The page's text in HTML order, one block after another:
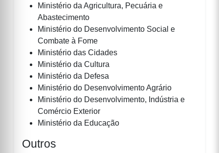
Ministério da Agricultura, Pecuária e
Abastecimento
Ministério do Desenvolvimento Social e
Combate à Fome
Ministério das Cidades
Ministério da Cultura
Ministério da Defesa
Ministério do Desenvolvimento Agrário
Ministério do Desenvolvimento, Indústria e
Comércio Exterior
Ministério da Educação
Outros